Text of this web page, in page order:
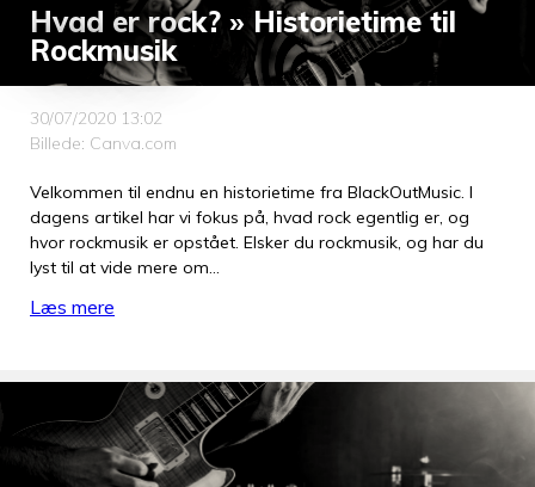
Hvad er rock? » Historietime til
Rockmusik
30/07/2020 13:02
Billede: Canva.com
Velkommen til endnu en historietime fra BlackOutMusic. I
dagens artikel har vi fokus på, hvad rock egentlig er, og
hvor rockmusik er opstået. Elsker du rockmusik, og har du
lyst til at vide mere om…
Læs mere